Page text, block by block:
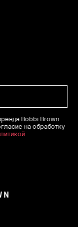
Bobbi Brown
на обработку